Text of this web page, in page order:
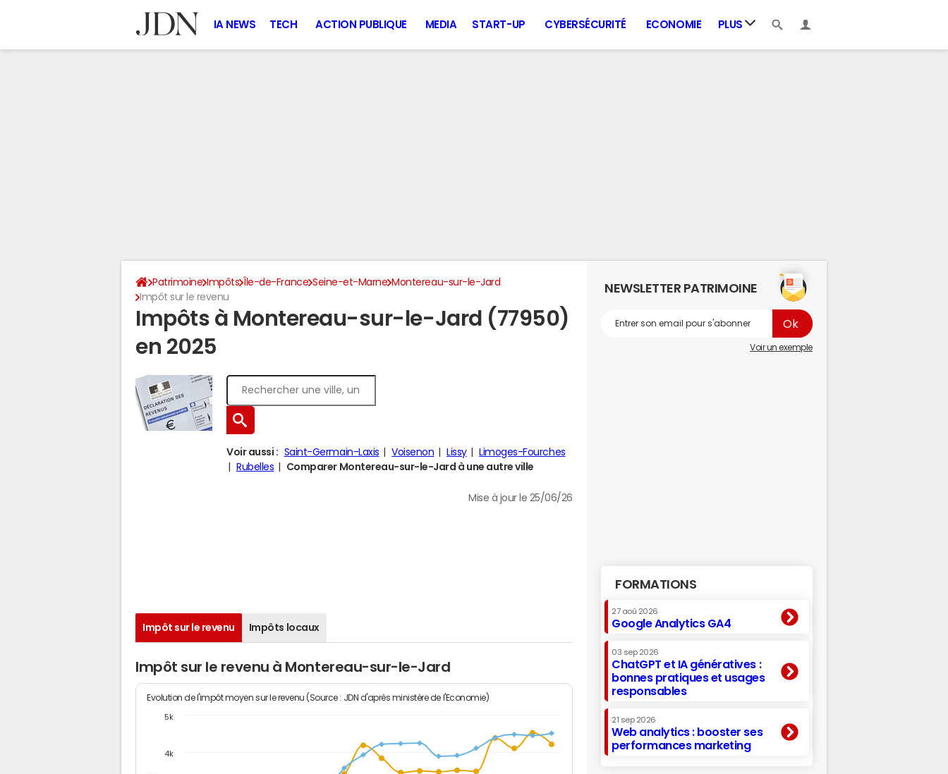
IA NEWS TECH ACTION PUBLIQUE MEDIA START-UP CYBERSÉCURITÉ ECONOMIE PLUS
Patrimoine Impôts Île-de-France Seine-et-Marne Montereau-sur-le-Jard
Impôt sur le revenu
Impôts à Montereau-sur-le-Jard (77950)
en 2025
Voir aussi : Saint-Germain-Laxis Voisenon Lissy
Limoges-Fourches
Rubelles
Comparer Montereau-sur-le-Jard à une autre ville
Mise à jour le 25/06/26
Impôt sur le revenu Impôts locaux
Impôt sur le revenu à Montereau-sur-le-Jard
Evolution de l'impôt moyen sur le revenu (Source : JDN d'après ministère de l'Economie)
4k
5k
NEWSLETTER PATRIMOINE
Voir un exemple
FORMATIONS
27 aoû 2026
Google Analytics GA4
03 sep 2026
ChatGPT et IA génératives :
bonnes pratiques et usages
responsables
21 sep 2026
Web analytics : booster ses
performances marketing